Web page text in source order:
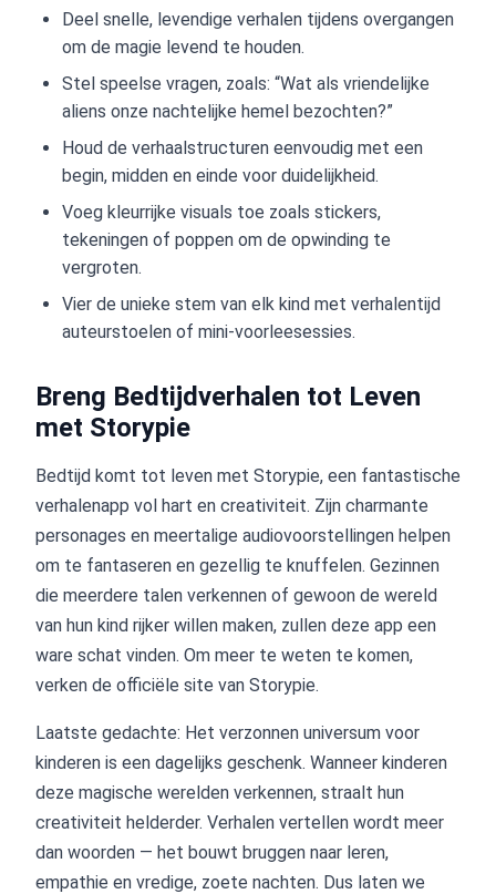
Deel snelle, levendige verhalen tijdens overgangen
om de magie levend te houden.
Stel speelse vragen, zoals: “Wat als vriendelijke
aliens onze nachtelijke hemel bezochten?”
Houd de verhaalstructuren eenvoudig met een
begin, midden en einde voor duidelijkheid.
Voeg kleurrijke visuals toe zoals stickers,
tekeningen of poppen om de opwinding te
vergroten.
Vier de unieke stem van elk kind met verhalentijd
auteurstoelen of mini-voorleesessies.
Breng Bedtijdverhalen tot Leven
met Storypie
Bedtijd komt tot leven met Storypie, een fantastische
verhalenapp vol hart en creativiteit. Zijn charmante
personages en meertalige audiovoorstellingen helpen
om te fantaseren en gezellig te knuffelen. Gezinnen
die meerdere talen verkennen of gewoon de wereld
van hun kind rijker willen maken, zullen deze app een
ware schat vinden. Om meer te weten te komen,
verken de officiële site van Storypie.
Laatste gedachte: Het verzonnen universum voor
kinderen is een dagelijks geschenk. Wanneer kinderen
deze magische werelden verkennen, straalt hun
creativiteit helderder. Verhalen vertellen wordt meer
dan woorden — het bouwt bruggen naar leren,
empathie en vredige, zoete nachten. Dus laten we